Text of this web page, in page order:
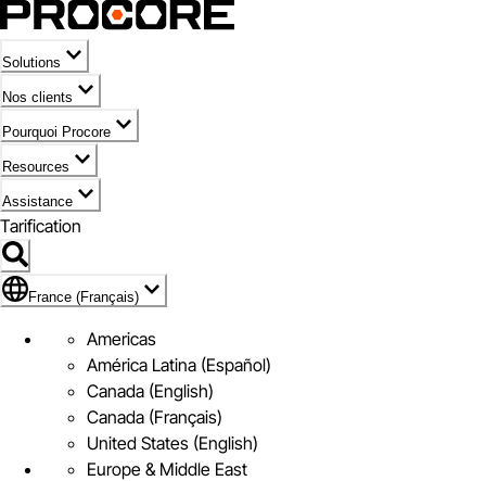
Solutions
Nos clients
Pourquoi Procore
Resources
Assistance
Tarification
Pavillon de France (Français)
France (Français)
Americas
América Latina (Español)
Canada (English)
Canada (Français)
United States (English)
Europe & Middle East